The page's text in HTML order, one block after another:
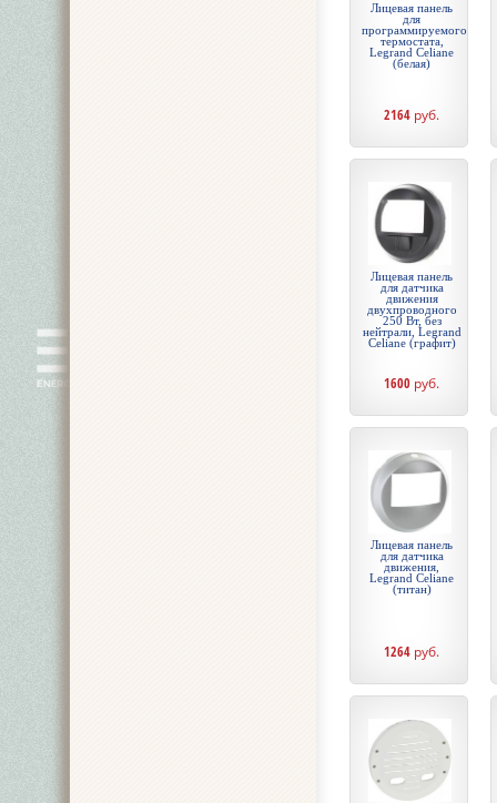
Лицевая панель
для
программируемого
термостата,
Legrand Celiane
(белая)
2164 руб.
Лицевая панель
для датчика
движения
двухпроводного
250 Вт, без
нейтрали, Legrand
Celiane (графит)
1600 руб.
Лицевая панель
для датчика
движения,
Legrand Celiane
(титан)
1264 руб.